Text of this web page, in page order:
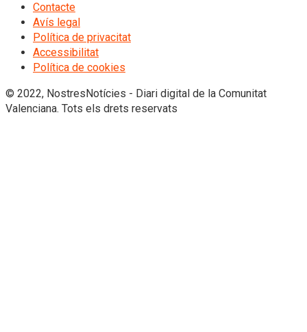
Contacte
Avís legal
Política de privacitat
Accessibilitat
Política de cookies
© 2022, NostresNotícies - Diari digital de la Comunitat
Valenciana. Tots els drets reservats